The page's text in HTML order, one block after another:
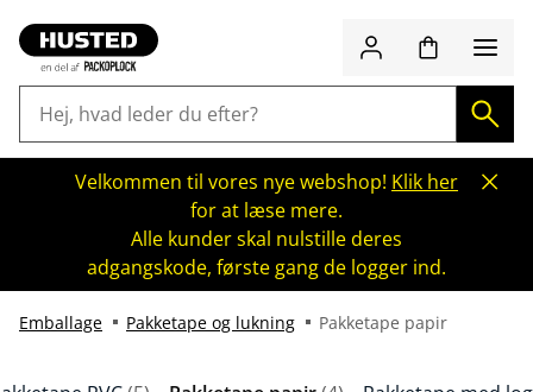
Velkommen til vores nye webshop! Klik her
for at læse mere.
Alle kunder skal nulstille deres
adgangskode, første gang de logger ind.
Emballage Pakketape og lukning Pakketape papir